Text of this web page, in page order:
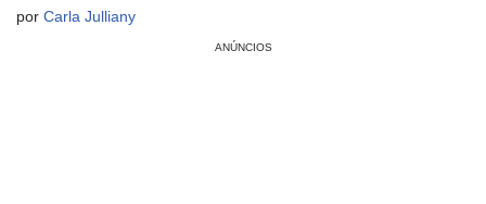
por Carla Julliany
ANÚNCIOS